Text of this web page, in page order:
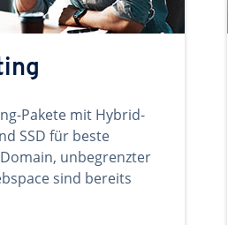
Pakete mit Hybrid-
SSD für beste
unbegrenzter
sind bereits